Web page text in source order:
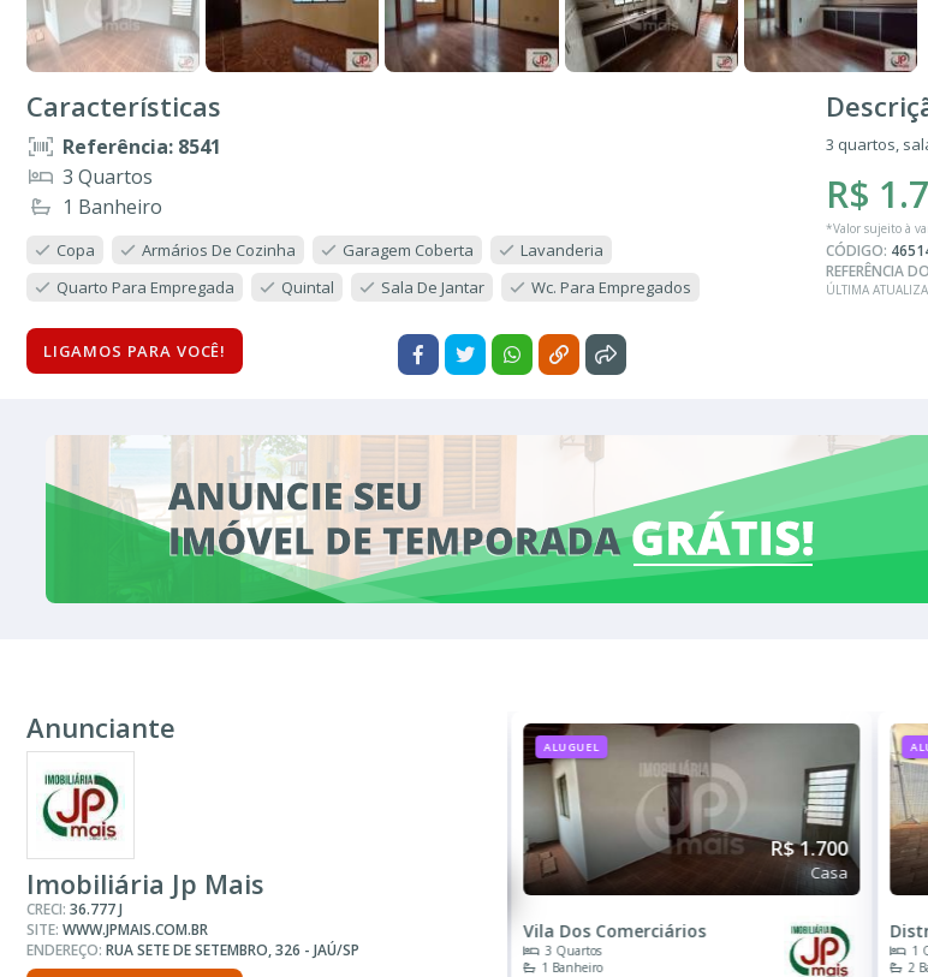
Características
Referência: 8541
3 Quartos
1 Banheiro
Copa Armários De Cozinha Garagem Coberta
Lavanderia
Quarto Para Empregada
Quintal Sala De Jantar Wc. Para Empregados
LIGAMOS PARA VOCÊ!
3 quartos,
R$
*Valor sujeito à
CÓDIGO:
REFERÊNCIA
ÚLTIMA
Anunciante
Imobiliária Jp Mais
CRECI: 36.777 J
SITE: WWW.JPMAIS.COM.BR
ENDEREÇO: RUA SETE DE SETEMBRO, 326 - JAÚ/SP
Centro
3 Quartos
2 Banheiros
ALUGUEL
R$ 1.700
Casa
Vila Dos Comerciários
3 Quartos
1 Banheiro
1
2